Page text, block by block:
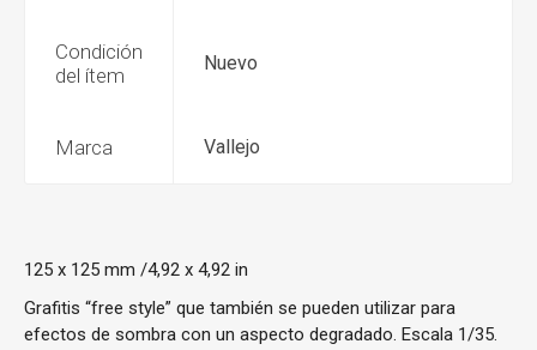
Condición
del ítem
Nuevo
Marca Vallejo
125 x 125 mm /4,92 x 4,92 in
Grafitis “free style” que también se pueden utilizar para
efectos de sombra con un aspecto degradado. Escala 1/35.